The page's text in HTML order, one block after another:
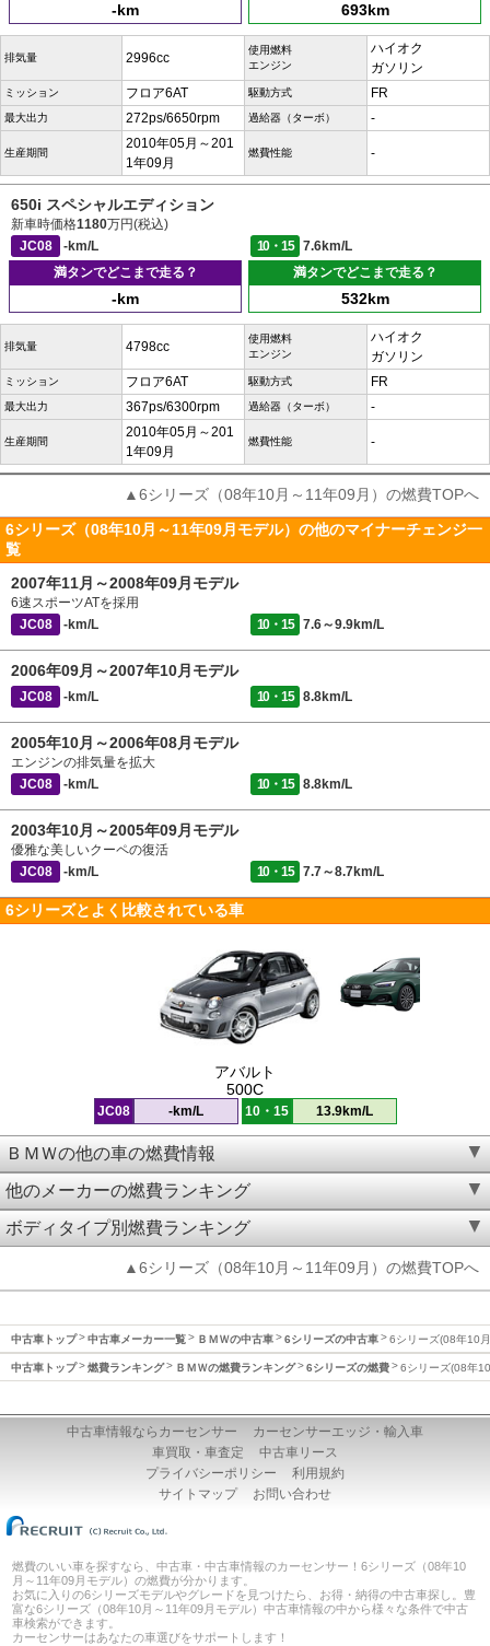
-km 693km
排気量 2996cc
使用燃料
エンジン
ハイオク
ガソリン
ミッション フロア6AT 駆動方式 FR
最大出力 272ps/6650rpm 過給器（ターボ） -
生産期間
2010年05月～201
1年09月
燃費性能 -
650i スペシャルエディション
新車時価格1180万円(税込)
JC08
-km/L 10・15
7.6km/L
満タンでどこまで走る？
-km
満タンでどこまで走る？
532km
排気量 4798cc
使用燃料
エンジン
ハイオク
ガソリン
ミッション フロア6AT 駆動方式 FR
最大出力 367ps/6300rpm 過給器（ターボ） -
生産期間
2010年05月～201
1年09月
燃費性能 -
▲6シリーズ（08年10月～11年09月）の燃費TOPへ
6シリーズ（08年10月～11年09月モデル）の他のマイナーチェンジ一
覧
2007年11月～2008年09月モデル
6速スポーツATを採用
JC08
-km/L 10・15 7.6～9.9km/L
2006年09月～2007年10月モデル
JC08 -km/L 10・15 8.8km/L
2005年10月～2006年08月モデル
エンジンの排気量を拡大
JC08
-km/L 10・15 8.8km/L
2003年10月～2005年09月モデル
優雅な美しいクーペの復活
JC08
-km/L 10・15 7.7～8.7km/L
6シリーズとよく比較されている車
アバルト
500C
JC08 -km/L 10・15 13.9km/L
ＢＭＷの他の車の燃費情報
他のメーカーの燃費ランキング
ボディタイプ別燃費ランキング
▲6シリーズ（08年10月～11年09月）の燃費TOPへ
中古車トップ 中古車メーカー一覧 ＢＭＷの中古車 6シリーズの中古車 6シリーズ(08年10
中古車トップ 燃費ランキング ＢＭＷの燃費ランキング 6シリーズの燃費 6シリーズ(08年
中古車情報ならカーセンサー
カーセンサーエッジ・輸入車
車買取・車査定
中古車リース
プライバシーポリシー
利用規約
サイトマップ
お問い合わせ
燃費のいい車を探すなら、中古車・中古車情報のカーセンサー！6シリーズ（08年10
月～11年09月モデル）の燃費が分かります。
お気に入りの6シリーズモデルやグレードを見つけたら、お得・納得の中古車探し。豊
富な6シリーズ（08年10月～11年09月モデル）中古車情報の中から様々な条件で中古
車検索ができます。
カーセンサーはあなたの車選びをサポートします！